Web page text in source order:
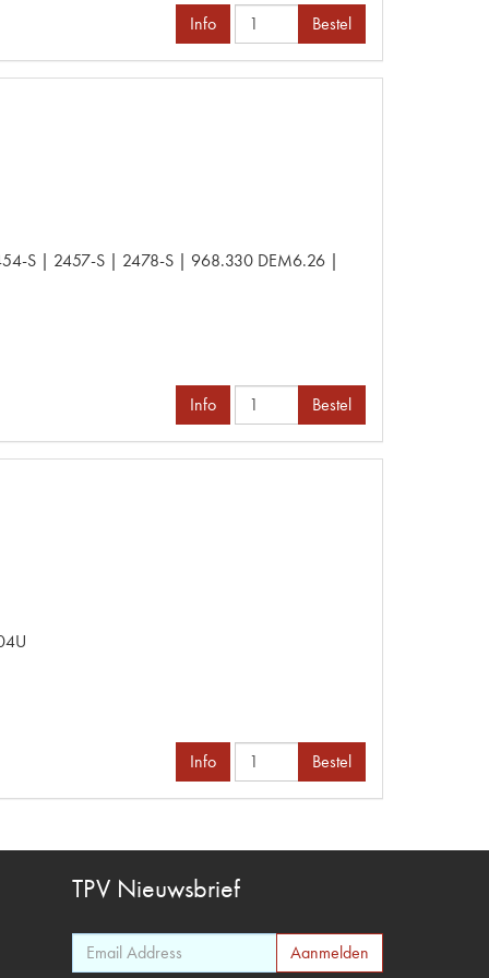
Info
Bestel
S | 2457-S | 2478-S | 968.330 DEM6.26 |
Info
Bestel
Info
Bestel
TPV Nieuwsbrief